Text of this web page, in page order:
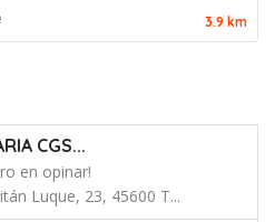
3.9 km
CGS...
en opinar!
Luque, 23, 45600 T...